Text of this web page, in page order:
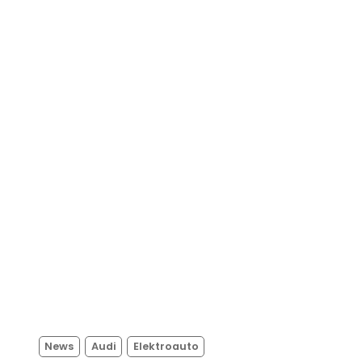
News Audi Elektroauto